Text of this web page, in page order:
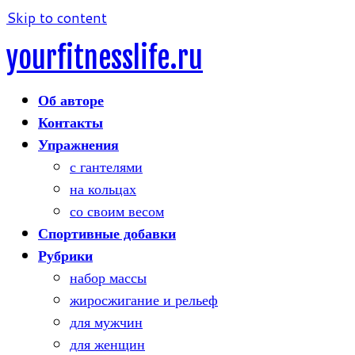
Skip to content
yourfitnesslife.ru
Об авторе
Контакты
Упражнения
с гантелями
на кольцах
со своим весом
Спортивные добавки
Рубрики
набор массы
жиросжигание и рельеф
для мужчин
для женщин